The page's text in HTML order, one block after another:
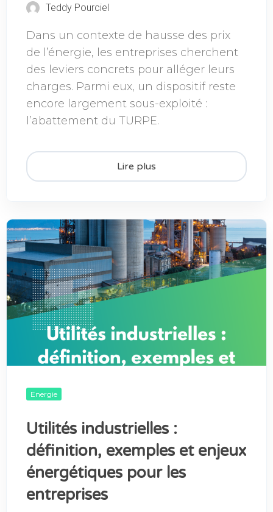
Teddy Pourciel
Dans un contexte de hausse des prix
de l’énergie, les entreprises cherchent
des leviers concrets pour alléger leurs
charges. Parmi eux, un dispositif reste
encore largement sous-exploité :
l’abattement du TURPE.
Lire plus
Energie
Utilités industrielles :
définition, exemples et enjeux
énergétiques pour les
entreprises